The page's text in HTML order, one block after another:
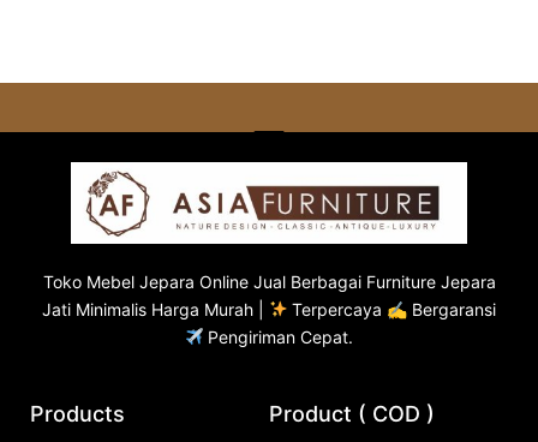
Toko Mebel Jepara Online Jual Berbagai Furniture Jepara
Jati Minimalis Harga Murah |
Terpercaya ✍ Bergaransi
Pengiriman Cepat.
Products Product ( COD )